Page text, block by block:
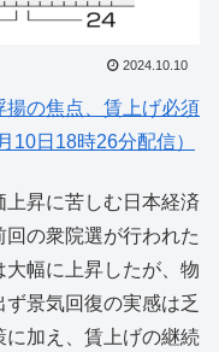
2024.10.10
の焦点、賃上げ必須
日18時26分配信）
上昇に苦しむ日本経済
の衆院選が行われた
大幅に上昇したが、物
景気回復の実感は乏
に加え、賃上げの継続